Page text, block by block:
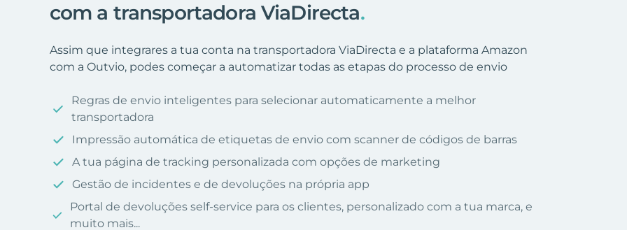
com a transportadora ViaDirecta.
Assim que integrares a tua conta na transportadora ViaDirecta e a plataforma Amazon
com a Outvio, podes começar a automatizar todas as etapas do processo de envio
Regras de envio inteligentes para selecionar automaticamente a melhor
transportadora
Impressão automática de etiquetas de envio com scanner de códigos de barras
A tua página de tracking personalizada com opções de marketing
Gestão de incidentes e de devoluções na própria app
Portal de devoluções self-service para os clientes, personalizado com a tua marca, e
muito mais...